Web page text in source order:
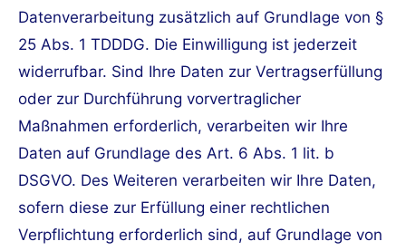
Datenverarbeitung zusätzlich auf Grundlage von §
25 Abs. 1 TDDDG. Die Einwilligung ist jederzeit
widerrufbar. Sind Ihre Daten zur Vertragserfüllung
oder zur Durchführung vorvertraglicher
Maßnahmen erforderlich, verarbeiten wir Ihre
Daten auf Grundlage des Art. 6 Abs. 1 lit. b
DSGVO. Des Weiteren verarbeiten wir Ihre Daten,
sofern diese zur Erfüllung einer rechtlichen
Verpflichtung erforderlich sind, auf Grundlage von